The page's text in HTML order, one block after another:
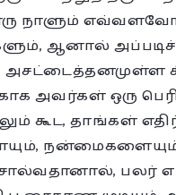
நாளும் எவ்வளவோ
ஆனால்
அசட்டைத்தனமுள்ள
அவர்கள் ஒரு
கூட, தாங்கள்
பலர்